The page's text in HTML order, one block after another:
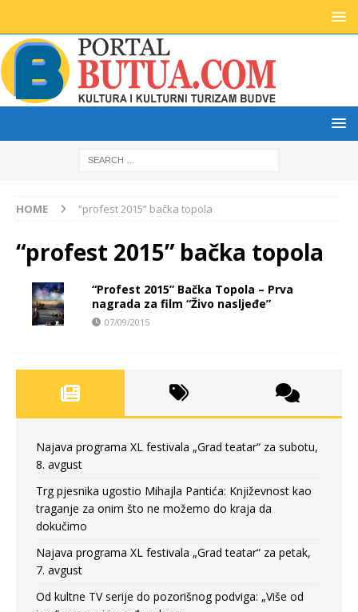
HOME “profest 2015” bačka topola
“profest 2015” bačka topola
“Profest 2015” Bačka Topola – Prva
nagrada za film “Živo nasljeđe”
07/09/2015
Najava programa XL festivala „Grad teatar“ za subotu,
8. avgust
Trg pjesnika ugostio Mihajla Pantića: Književnost kao
traganje za onim što ne možemo do kraja da
dokučimo
Najava programa XL festivala „Grad teatar“ za petak,
7. avgust
Od kultne TV serije do pozorišnog podviga: „Više od